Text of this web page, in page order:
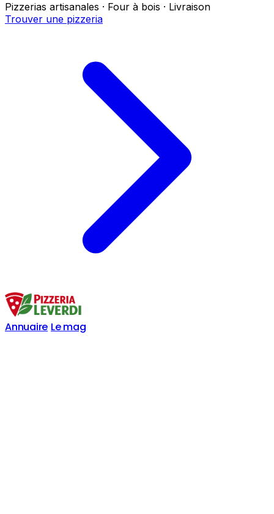
Pizzerias artisanales · Four à bois · Livraison
Trouver une pizzeria
Annuaire Le mag